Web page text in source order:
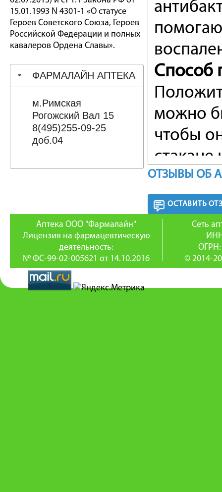
15.01.1993 N 4301-1 «О статусе
Героев Советского Союза, Героев
Российской Федерации и полных
кавалеров Ордена Славы».
ФАРМАЛАЙН АПТЕКА
м.Римская
Рогожский Вал 15
8(495)255-09-25
доб.04
Способ
можно
чтобы
Меры
чем
ОТЗЫВЫ ОБ
ОСТАВИТЬ
Аптека ООО "Фармалайн"
Лицензия на фармацевтическую
деятельность:
№ ФС-99-02-005621 от 14.10.2016
Сеть
ОГРН:
© 2014-